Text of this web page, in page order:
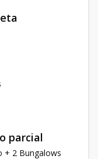
parcial
+ 2 Bungalows